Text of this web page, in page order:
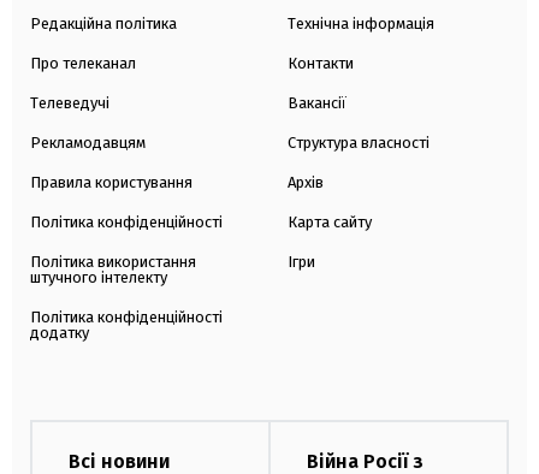
Редакційна політика
Про телеканал
Телеведучі
Рекламодавцям
Правила користування
Політика конфіденційності
Політика використання
штучного інтелекту
Політика конфіденційності
додатку
Технічна інформація
Контакти
Вакансії
Структура власності
Архів
Карта сайту
Ігри
Всі новини
Війна Росії з